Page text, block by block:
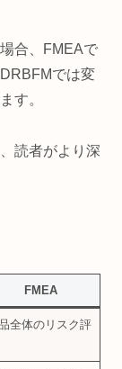
合、FMEAで
では変
す。
読者がより深
FMEA
全体のリスク評